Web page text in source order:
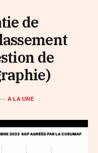
de
de
A LA UNE